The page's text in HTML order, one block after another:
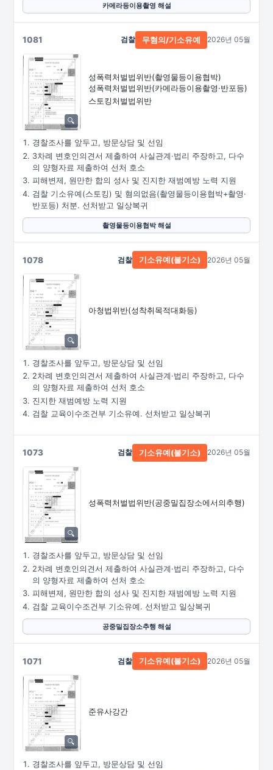
카메라등이용촬영 해설
1081
성폭력처벌법위반(촬영물등이용협박)
성폭력처벌법위반(카메라등이용촬영·반포등)
스토킹처벌법위반
검찰 무혐의/기소유예 2026년 05월
경찰조사를 앞두고, 방문상담 및 선임
3차례 변호인의견서 제출하여 사실관계·법리 주장하고, 다수
의 양형자료 제출하여 선처 호소
피해변제, 원만한 합의 성사 및 진지한 재범예방 노력 지원
검찰 기소유예(스토킹) 및 혐의없음(촬영물등이용협박+촬영·
반포등) 처분. 선처받고 일상복귀
촬영물등이용협박 해설
1078
아청법위반(성착취목적대화등)
검찰 기소유예(불기소) 2026년 05월
경찰조사를 앞두고, 방문상담 및 선임
2차례 변호인의견서 제출하여 사실관계·법리 주장하고, 다수
의 양형자료 제출하여 선처 호소
진지한 재범예방 노력 지원
검찰 교육이수조건부 기소유예. 선처받고 일상복귀
1073
성폭력처벌법위반(공중밀집장소에서의추행)
검찰 기소유예(불기소) 2026년 05월
경찰조사를 앞두고, 방문상담 및 선임
2차례 변호인의견서 제출하여 사실관계·법리 주장하고, 다수
의 양형자료 제출하여 선처 호소
피해변제, 원만한 합의 성사 및 진지한 재범예방 노력 지원
검찰 교육이수조건부 기소유예. 선처받고 일상복귀
공중밀집장소추행 해설
1071
준유사강간
검찰 기소유예(불기소) 2026년 05월
경찰조사를 앞두고, 방문상담 및 선임